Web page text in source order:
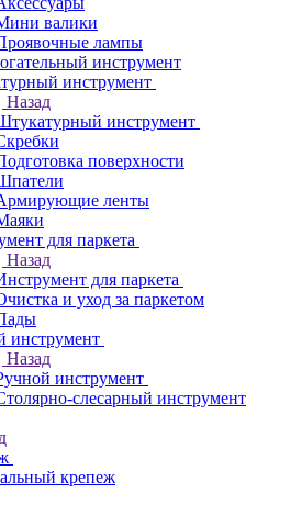
валики
лампы
инструмент
инструмент
Назад
инструмент
поверхности
ленты
для паркета
Назад
для паркета
и уход за паркетом
инструмент
Назад
инструмент
слесарный инструмент
крепеж